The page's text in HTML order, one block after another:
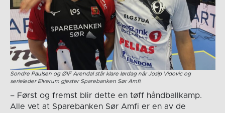
Sondre Paulsen og ØIF Arendal står klare lørdag når Josip Vidovic og
serieleder Elverum gjester Sparebanken Sør Amfi.
– Først og fremst blir dette en tøff håndballkamp.
Alle vet at Sparebanken Sør Amfi er en av de